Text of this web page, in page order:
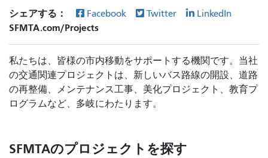
シェアする： Facebook Twitter LinkedIn
SFMTA.com/Projects
私たちは、皆様の市内移動をサポートする機関です。当社
の交通関連プロジェクトは、新しいバス路線の開設、道路
の再整備、メンテナンス工事、美化プロジェクト、教育プ
ログラムなど、多岐にわたります。
SFMTAのプロジェクトを探す